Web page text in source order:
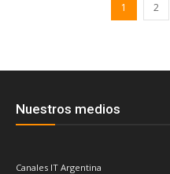
1 2
Nuestros medios
Canales IT Argentina